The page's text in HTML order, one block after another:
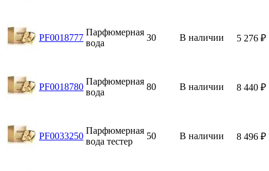
PF0018777
Парфюмерная
вода
30 В наличии 5 276 ₽
PF0018780
Парфюмерная
вода
80 В наличии 8 440 ₽
PF0033250
Парфюмерная
вода тестер
50 В наличии 8 496 ₽